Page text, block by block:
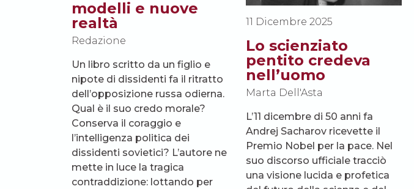
modelli e nuove
realtà
Redazione
Un libro scritto da un figlio e
nipote di dissidenti fa il ritratto
dell’opposizione russa odierna.
Qual è il suo credo morale?
Conserva il coraggio e
l’intelligenza politica dei
dissidenti sovietici? L’autore ne
mette in luce la tragica
contraddizione: lottando per
11 Dicembre 2025
Lo scienziato
pentito credeva
nell’uomo
Marta Dell'Asta
L’11 dicembre di 50 anni fa
Andrej Sacharov ricevette il
Premio Nobel per la pace. Nel
suo discorso ufficiale tracciò
una visione lucida e profetica